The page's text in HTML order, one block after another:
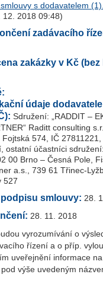
s dodavatelem
12. 2018 09:48)
zadávacího
zakázky v Kč (bez
údaje
Sdružení: „RADDIT –
Raditt consulting
Fojtská 574, IČ
ostatní účastníci
00 Brno – Česná Pole,
a.s., 739 61 Třinec-
527
podpisu smlouvy: 28.
28. 11. 2018
vyrozumívání o
řízení a o příp.
uveřejnění informace
výše uvedeným